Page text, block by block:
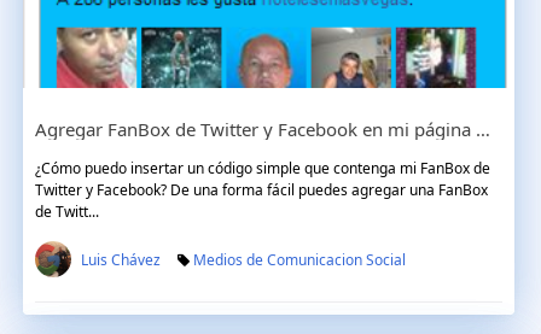
Agregar FanBox de Twitter y Facebook en mi página web
¿Cómo puedo insertar un código simple que contenga mi FanBox de
Twitter y Facebook? De una forma fácil puedes agregar una FanBox
de Twitt...
Luis Chávez Medios de Comunicacion Social